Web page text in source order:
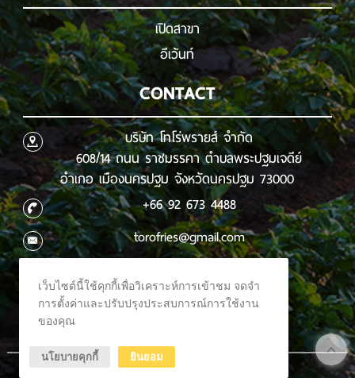
เปิดสาขา
อีเว้นท์
CONTACT
บริษัท โทโร่พรายส์ จำกัด
608/14 ถนน ราชมรรคา ตำบลพระปฐมเจดีย์
อำเภอ เมืองนครปฐม จังหวัดนครปฐม 73000
+66 92 673 4488
torofries@gmail.com
เว็บไซต์นี้ใช้คุกกี้เพื่อวิเคราะห์การเข้าชม จดจำ
การตั้งค่าและปรับปรุงประสบการณ์การใช้งาน
ของคุณ
นโยบายคุกกี้ ยินยอม